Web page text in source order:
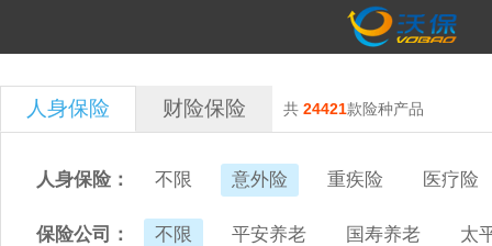
人身保险 财险保险 共 24421款险种产品
人身保险： 不限 意外险 重疾险 医疗险
保险公司： 不限 平安养老 国寿养老 太